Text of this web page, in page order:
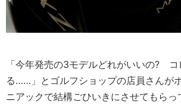
「今年発売の3モデルどれがいいの?
る……」とゴルフショップの店員さんが
ニアックで結構ごひいきにさせてもらっ